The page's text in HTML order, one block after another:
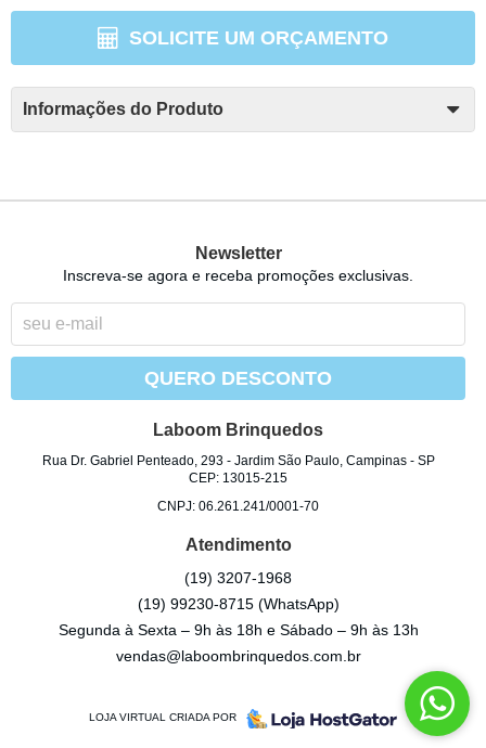
SOLICITE UM ORÇAMENTO
Informações do Produto
Newsletter
Inscreva-se agora e receba promoções exclusivas.
QUERO DESCONTO
Laboom Brinquedos
Rua Dr. Gabriel Penteado, 293- Jardim São Paulo, Campinas- SP
CEP: 13015-215
CNPJ: 06.261.241/0001-70
Atendimento
(19) 3207-1968
(19) 99230-8715 (WhatsApp)
Segunda à Sexta – 9h às 18h e Sábado – 9h às 13h
vendas@laboombrinquedos.com.br
LOJA VIRTUAL CRIADA POR